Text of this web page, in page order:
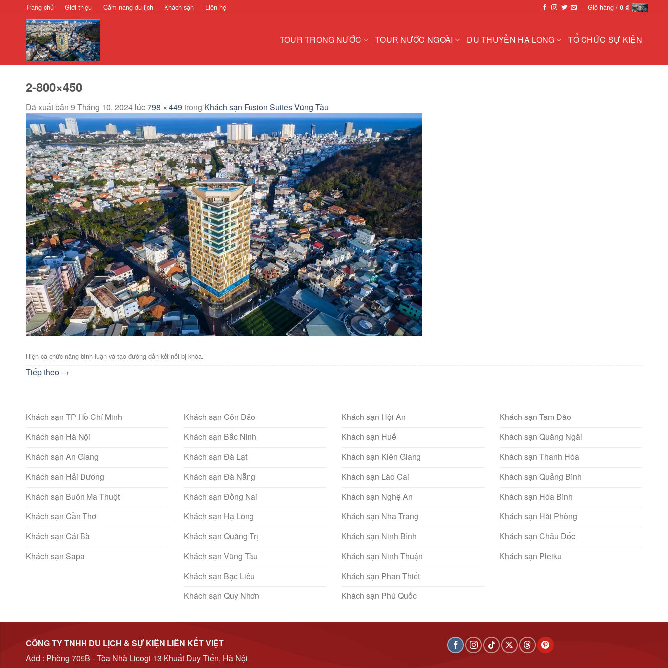
ChuyểnTrang chủ Giới thiệu Cẩm nang du lịch Khách sạn Liên hệ Giỏ hàng / 0 ₫
TOUR TRONG NƯỚC TOUR NƯỚC NGOÀI DU THUYỀN HẠ LONG TỔ CHỨC SỰ KIỆN
2-800×450
Đã xuất bản 9 Tháng 10, 2024 lúc798 × 449 trong Khách sạn Fusion Suites Vũng Tàu
Hiện cả chức năng bình luận và tạo đường dẫn kết nối bị khóa.
Tiếp theo →
Khách sạn TP Hồ Chí Minh
Khách sạn Hà Nội
Khách sạn An Giang
Khách san Hải Dương
Khách sạn Buôn Ma Thuột
Khách sạn Cần Thơ
Khách sạn Cát Bà
Khách sạn Sapa
Khách sạn Côn Đảo
Khách sạn Bắc Ninh
Khách sạn Đà Lạt
Khách sạn Đà Nẵng
Khách sạn Đồng Nai
Khách sạn Hạ Long
Khách sạn Quảng Trị
Khách sạn Vũng Tàu
Khách sạn Bạc Liêu
Khách sạn Quy Nhơn
Khách sạn Hội An
Khách sạn Huế
Khách sạn Kiên Giang
Khách sạn Lào Cai
Khách sạn Nghệ An
Khách sạn Nha Trang
Khách sạn Ninh Bình
Khách sạn Ninh Thuận
Khách sạn Phan Thiết
Khách sạn Phú Quốc
Khách sạn Tam Đảo
Khách sạn Quãng Ngãi
Khách sạn Thanh Hóa
Khách sạn Quảng Bình
Khách sạn Hòa Bình
Khách sạn Hải Phòng
Khách sạn Châu Đốc
Khách sạn Pleiku
CÔNG TY TNHH DU LỊCH & SỰ KIỆN LIÊN KẾT VIỆT
Add : Phòng 705B - Tòa Nhà Licogi 13 Khuất Duy Tiến, Hà Nội